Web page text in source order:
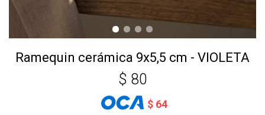
Ramequin cerámica 9x5,5 cm - VIOLETA
$ 80
$ 64